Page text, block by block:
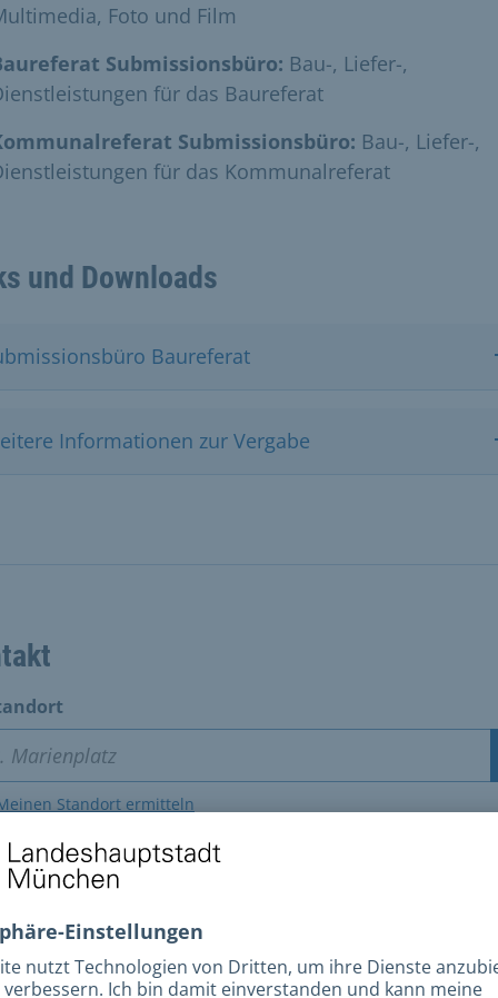
Foto und Film
Submissionsbüro: Bau-, Liefer-,
für das Baureferat
Submissionsbüro: Bau-, Liefer-,
für das Kommunalreferat
und Downloads
Baureferat
Informationen zur Vergabe
Standort ermitteln